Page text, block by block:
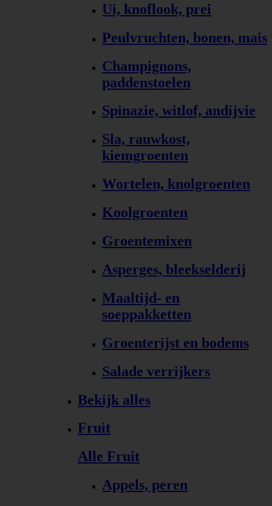
Ui, knoflook, prei
Peulvruchten, bonen, mais
Champignons,
paddenstoelen
Spinazie, witlof, andijvie
Sla, rauwkost,
kiemgroenten
Wortelen, knolgroenten
Koolgroenten
Groentemixen
Asperges, bleekselderij
Maaltijd- en
soeppakketten
Groenterijst en bodems
Salade verrijkers
Bekijk alles
Fruit
Alle Fruit
Appels, peren